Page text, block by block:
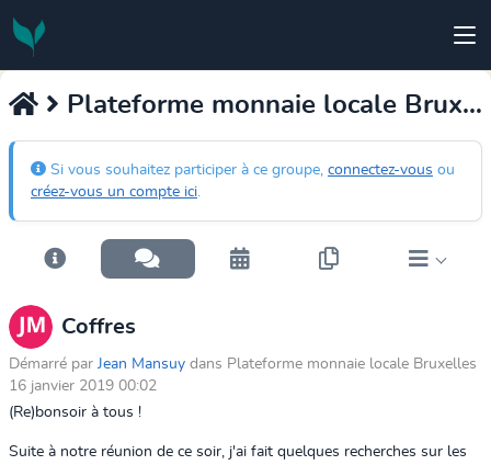
Plateforme monnaie locale Bruxelles
Si vous souhaitez participer à ce groupe, connectez-vous ou
créez-vous un compte ici.
Coffres
Démarré par Jean Mansuy dans Plateforme monnaie locale Bruxelles
16 janvier 2019 00:02
(Re)bonsoir à tous !
Suite à notre réunion de ce soir, j'ai fait quelques recherches sur les